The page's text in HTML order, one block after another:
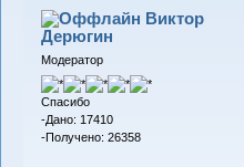
Виктор
Дерюгин
Модератор
Спасибо
-Дано: 17410
-Получено: 26358